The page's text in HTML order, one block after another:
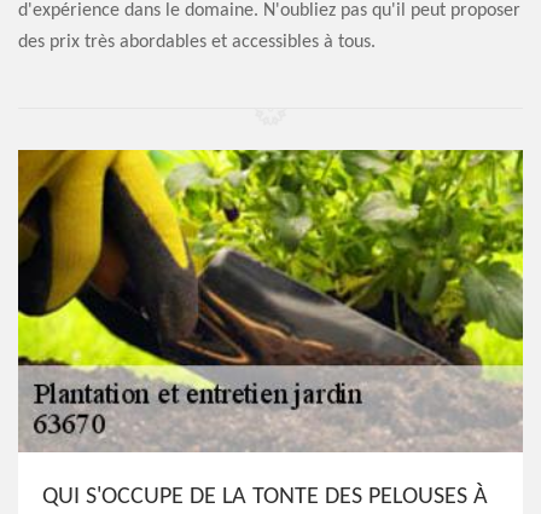
d'expérience dans le domaine. N'oubliez pas qu'il peut proposer
des prix très abordables et accessibles à tous.
QUI S'OCCUPE DE LA TONTE DES PELOUSES À